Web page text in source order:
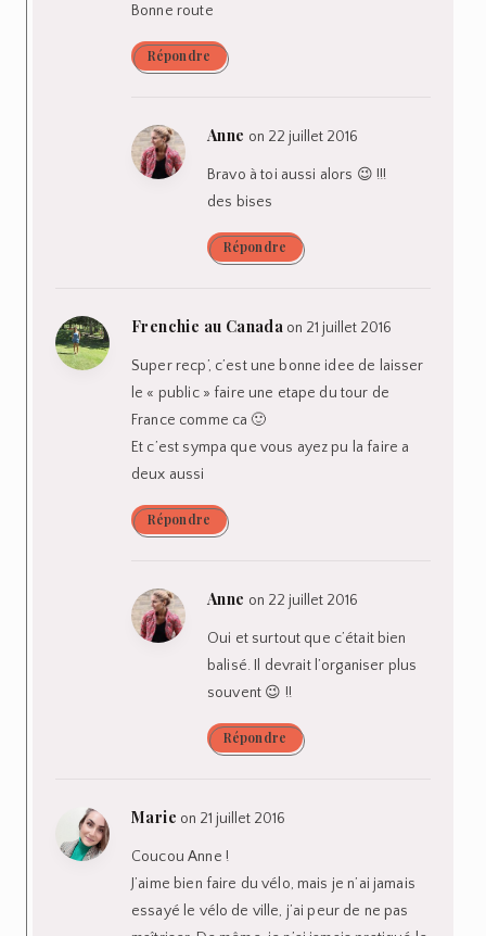
Bonne route
Répondre
Anne on 22 juillet 2016
Bravo à toi aussi alors 😉 !!!
des bises
Répondre
Frenchie au Canada on 21 juillet 2016
Super recp’, c’est une bonne idee de laisser
le « public » faire une etape du tour de
France comme ca 🙂
Et c’est sympa que vous ayez pu la faire a
deux aussi
Répondre
Anne on 22 juillet 2016
Oui et surtout que c’était bien
balisé. Il devrait l’organiser plus
souvent 😉 !!
Répondre
Marie on 21 juillet 2016
Coucou Anne !
J’aime bien faire du vélo, mais je n’ai jamais
essayé le vélo de ville, j’ai peur de ne pas